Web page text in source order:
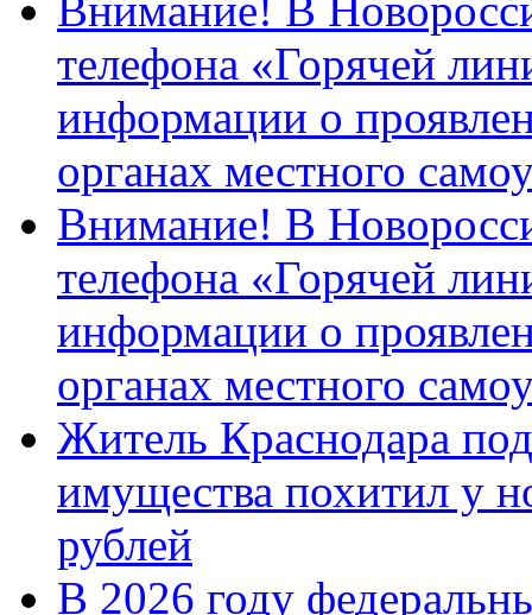
телефона «Горячей
информации о
органах местного
Внимание! В
телефона «Горячей
информации о
органах местного
Житель Краснодара
имущества похитил у
рублей
В 2026 году